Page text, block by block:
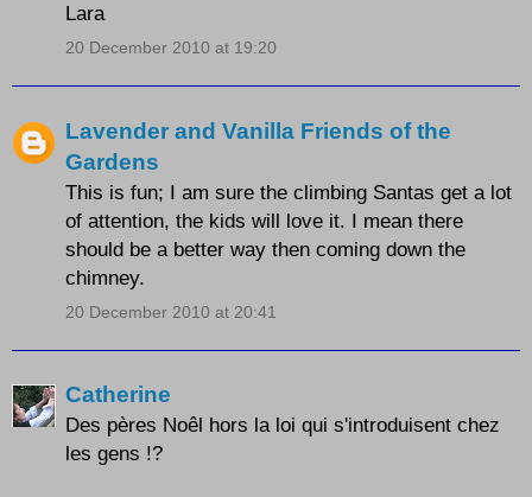
Lara
20 December 2010 at 19:20
Lavender and Vanilla Friends of the
Gardens
This is fun; I am sure the climbing Santas get a lot
of attention, the kids will love it. I mean there
should be a better way then coming down the
chimney.
20 December 2010 at 20:41
Catherine
Des pères Noêl hors la loi qui s'introduisent chez
les gens !?